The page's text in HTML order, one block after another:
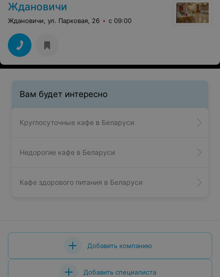
Ждановичи
Ждановичи, ул. Парковая, 26 с 09:00
Вам будет интересно
Круглосуточные кафе в Беларуси
Недорогие кафе в Беларуси
Кафе здорового питания в Беларуси
Добавить компанию
Добавить специалиста